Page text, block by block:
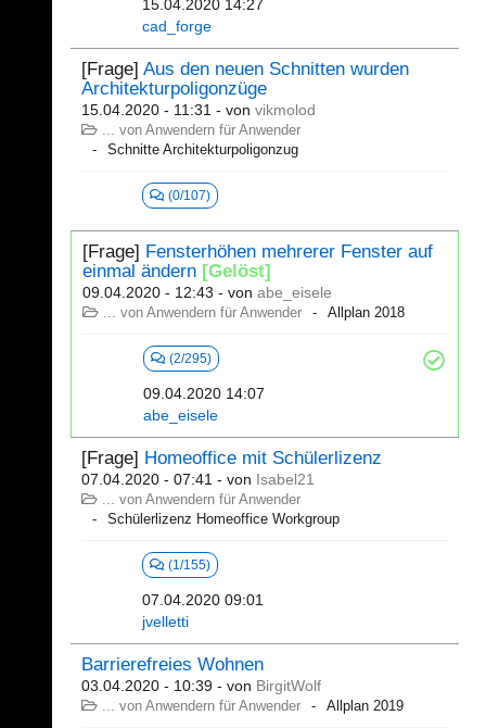
15.04.2020 14:27
cad_forge
[Frage] Aus den neuen Schnitten wurden
Architekturpoligonzüge
15.04.2020 - 11:31 - von vikmolod
... von Anwendern für Anwender
Schnitte Architekturpoligonzug
(0/107)
[Frage] Fensterhöhen mehrerer Fenster auf
einmal ändern [Gelöst]
09.04.2020 - 12:43 - von abe_eisele
... von Anwendern für Anwender Allplan 2018
(2/295)
09.04.2020 14:07
abe_eisele
[Frage] Homeoffice mit Schülerlizenz
07.04.2020 - 07:41 - von Isabel21
... von Anwendern für Anwender
Schülerlizenz Homeoffice Workgroup
(1/155)
07.04.2020 09:01
jvelletti
Barrierefreies Wohnen
03.04.2020 - 10:39 - von BirgitWolf
... von Anwendern für Anwender Allplan 2019